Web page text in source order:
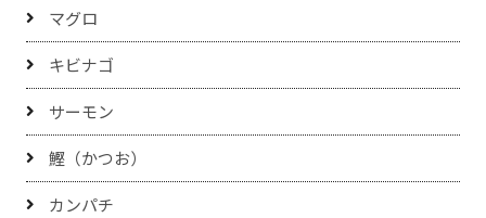
マグロ
キビナゴ
サーモン
鰹（かつお）
カンパチ